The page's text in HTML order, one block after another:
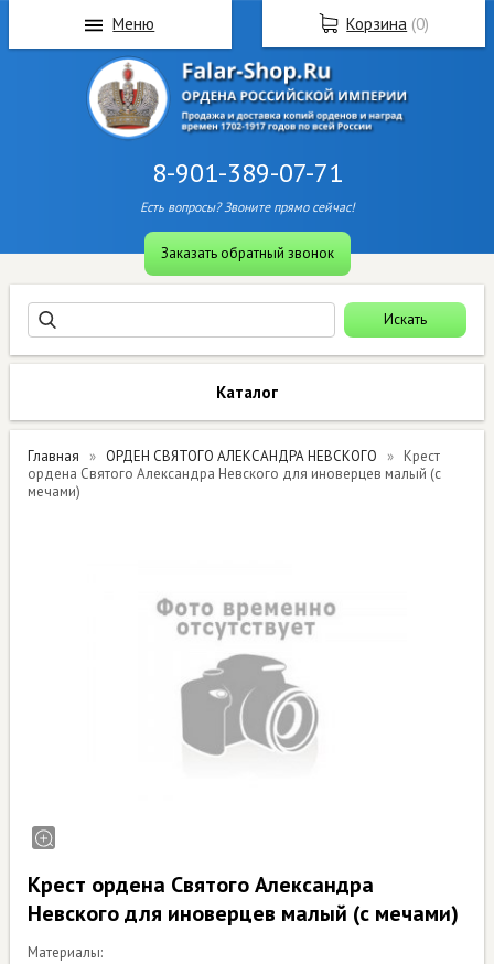
8-901-389-07-71
Есть вопросы? Звоните прямо сейчас!
Заказать обратный звонок
Каталог
Главная ОРДЕН СВЯТОГО АЛЕКСАНДРА НЕВСКОГО
Крест
ордена Святого Александра Невского для иноверцев малый (с
мечами)
Крест ордена Святого Александра
Невского для иноверцев малый (с мечами)
Материалы:
Корзина (0)
Меню